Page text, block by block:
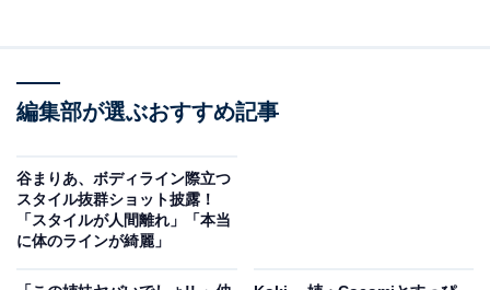
編集部が選ぶおすすめ記事
谷まりあ、ボディライン際立つ
スタイル抜群ショット披露！
「スタイルが人間離れ」「本当
に体のラインが綺麗」